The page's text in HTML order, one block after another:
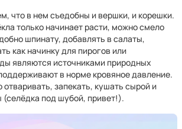
что в нем съедобны и вершки, и корешки.
только начинает расти, можно смело
шпинату, добавлять в салаты,
как начинку для пирогов или
являются источниками природных
в норме кровяное давление.
запекать, кушать сырой и
(селёдка под шубой, привет!).